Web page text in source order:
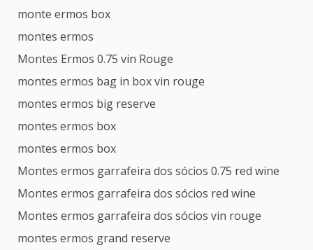
monte ermos box
montes ermos
Montes Ermos 0.75 vin Rouge
montes ermos bag in box vin rouge
montes ermos big reserve
montes ermos box
montes ermos box
Montes ermos garrafeira dos sócios 0.75 red wine
Montes ermos garrafeira dos sócios red wine
Montes ermos garrafeira dos sócios vin rouge
montes ermos grand reserve